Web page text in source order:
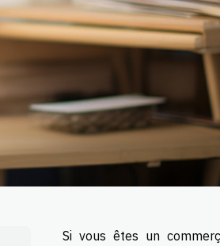
Si vous êtes un